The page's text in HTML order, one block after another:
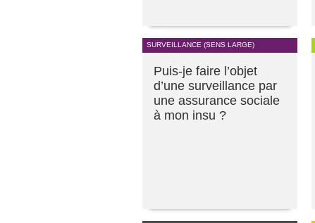
SURVEILLANCE (SENS LARGE)
Puis-je faire l’objet
d’une surveillance par
une assurance sociale
à mon insu ?